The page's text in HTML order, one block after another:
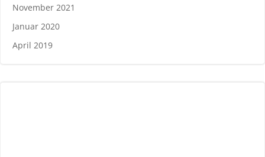
November 2021
Januar 2020
April 2019